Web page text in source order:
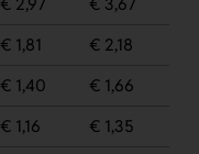
€ 1,81
€ 2,18
€ 1,40
€ 1,66
€ 1,16
€ 1,35